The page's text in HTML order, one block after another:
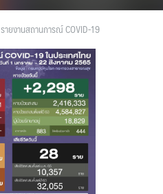
รายงานสถานการณ์ COVID-19